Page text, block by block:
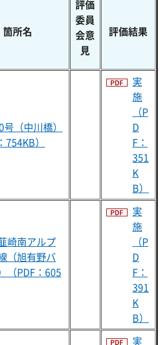
所名
評価
委員
会意
見
評価結果
（中川橋）
754KB）
実
施
（P
D
F：
351
K
B）
崎南アルプ
（旭有野バ
（PDF：605
実
施
（P
D
F：
391
K
B）
実